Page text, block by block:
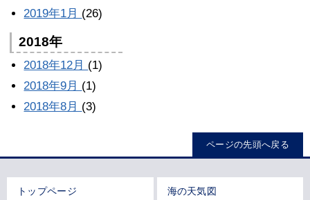
2019年1月 (26)
2018年
2018年12月 (1)
2018年9月 (1)
2018年8月 (3)
ページの先頭へ戻る
トップページ 海の天気図